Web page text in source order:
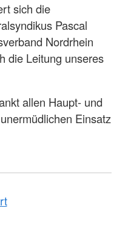
sich die
Pascal
Nordrhein
die Leitung unseres
allen Haupt- und
Einsatz